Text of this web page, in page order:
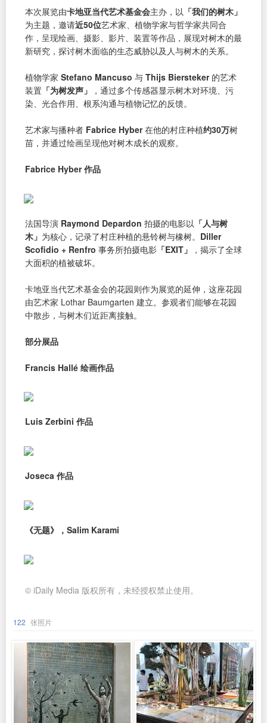
本次展览由卡地亚当代艺术基金会主办，以 「我们的树木」
为主题，邀请近50位艺术家、植物学家与哲学家共同合
作，呈现绘画、摄影、影片、装置等作品，展现对树木的最
新研究，探讨树木面临的生态威胁以及人与树木的关系。
植物学家 Stefano Mancuso 与 Thijs Biersteker的艺术
装置 「为树发声」
，通过多个传感器显示树木对环境、污
染、光合作用、根系沟通与植物记忆的反馈。
艺术家与播种者 Fabrice Hyber在他的村庄种植约30万树
苗，并通过绘画呈现他对树木成长的观察。
Fabrice Hyber 作品
法国导演 Raymond Depardon 拍摄的电影以 「人与树
木」 为核心，记录了村庄种植的悬铃树与橡树。 Diller
Scofidio + Renfro 事务所拍摄电影 「EXIT」
，揭示了全球
大面积的植被破坏。
卡地亚当代艺术基金会的花园则作为展览的延伸，这座花园
由艺术家 Lothar Baumgarten 建立。参观者们能够在花园
中散步，与树木们近距离接触。
部分展品
Francis Hallé 绘画作品
Luis Zerbini 作品
Joseca 作品
《无题》，Salim Karami
© iDaily Media 版权所有，未经授权禁止使用。
122 张照片